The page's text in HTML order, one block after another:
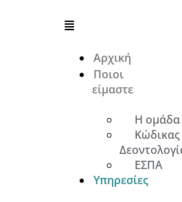
Αρχική
Ποιοι
είμαστε
Η ομάδα
Κώδικας
ΕΣΠΑ
Υπηρεσίες